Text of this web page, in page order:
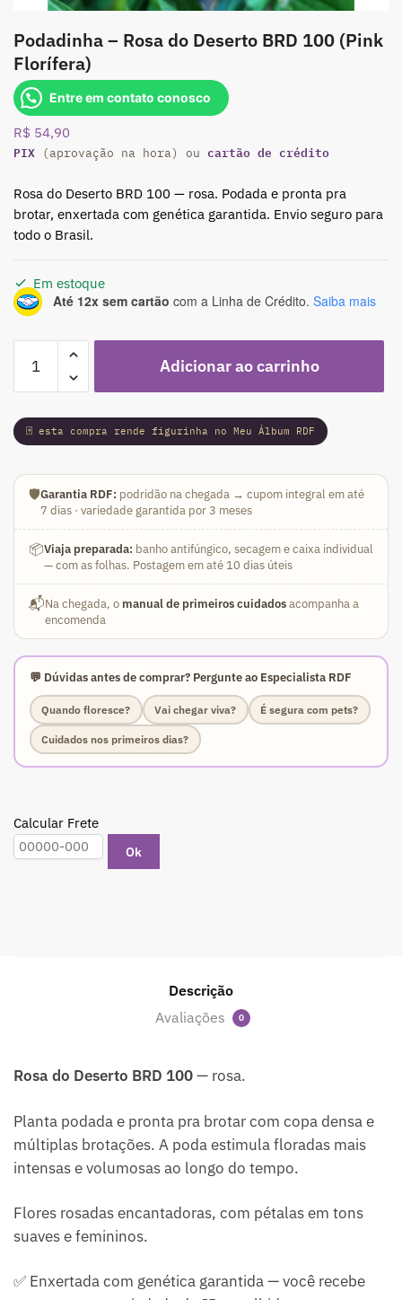
Podadinha – Rosa do Deserto BRD 100 (Pink
Florífera)
Entre em contato conosco
R$ 54,90
PIX (aprovação na hora) ou cartão de crédito
Rosa do Deserto BRD 100 — rosa. Podada e pronta pra
brotar, enxertada com genética garantida. Envio seguro para
todo o Brasil.
Em estoque
Até 12x sem cartão com a Linha de Crédito. Saiba mais
Podadinha
Rosa
do
Deserto
100
(Pink
quantidade
Adicionar ao carrinho
🃏 esta compra rende figurinha no Meu Álbum RDF
🛡️Garantia RDF: podridão na chegada → cupom integral em até
7 dias · variedade garantida por 3 meses
📦Viaja preparada: banho antifúngico, secagem e caixa individual
— com as folhas. Postagem em até 10 dias úteis
📬Na chegada, o manual de primeiros cuidadosacompanha a
encomenda
💬 Dúvidas antes de comprar? Pergunte ao Especialista RDF
Quando floresce? Vai chegar viva? É segura com pets?
Cuidados nos primeiros dias?
Calcular Frete
Ok
Descrição
Avaliações
0
Rosa do Deserto BRD 100— rosa.
Planta podada e pronta pra brotar com copa densa e
múltiplas brotações. A poda estimula floradas mais
intensas e volumosas ao longo do tempo.
Flores rosadas encantadoras, com pétalas em tons
suaves e femininos.
✅ Enxertada com genética garantida — você recebe